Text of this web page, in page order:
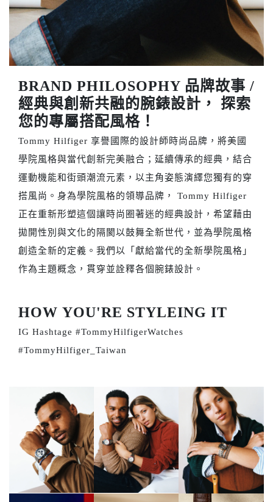
BRAND PHILOSOPHY 品牌故事 /
經典與創新共融的腕錶設計， 探索
您的專屬搭配風格！
Tommy Hilfiger 享譽國際的設計師時尚品牌，將美國
學院風格與當代創新完美融合；延續傳承的經典，結合
運動機能和街頭潮流元素，以主角姿態演繹您獨有的穿
搭風尚。身為學院風格的領導品牌， Tommy Hilfiger
正在重新形塑這個讓時尚圈著迷的經典設計，希望藉由
拋開性別與文化的隔閡以鼓舞全新世代，並為學院風格
創造全新的定義。我們以「獻給當代的全新學院風格」
作為主題概念，貫穿並詮釋各個腕錶設計。
HOW YOU'RE STYLEING IT
IG Hashtage #TommyHilfigerWatches
#TommyHilfiger_Taiwan